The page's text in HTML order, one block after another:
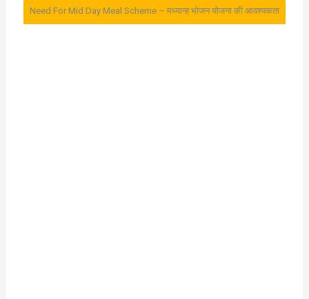
Need For Mid Day Meal Scheme – मध्यान्ह भोजन योजना की आवश्यकता